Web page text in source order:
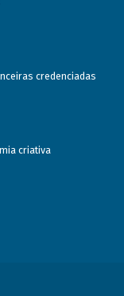
credenciadas
criativa